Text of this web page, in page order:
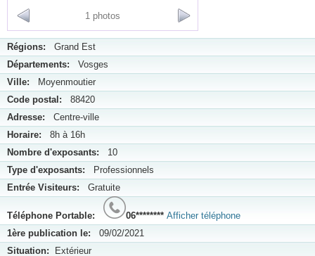
1 photos
Régions: Grand Est
Départements: Vosges
Ville: Moyenmoutier
Code postal: 88420
Adresse: Centre-ville
Horaire: 8h à 16h
Nombre d'exposants: 10
Type d'exposants: Professionnels
Entrée Visiteurs: Gratuite
Téléphone Portable: 06******** Afficher téléphone
1ère publication le: 09/02/2021
Situation: Extérieur